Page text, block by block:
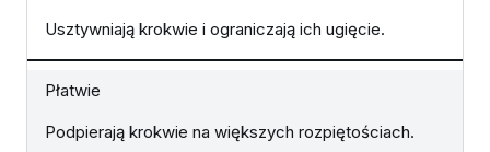
Usztywniają krokwie i ograniczają ich ugięcie.
Płatwie
Podpierają krokwie na większych rozpiętościach.